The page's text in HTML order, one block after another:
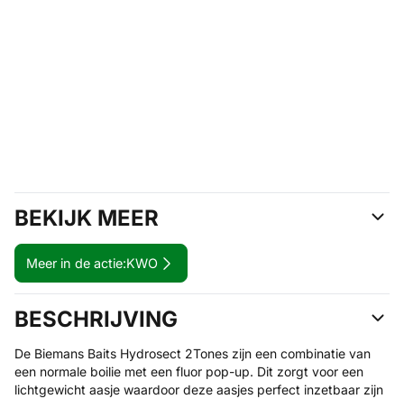
BEKIJK MEER
Meer in de actie:KWO
BESCHRIJVING
De Biemans Baits Hydrosect 2Tones zijn een combinatie van
een normale boilie met een fluor pop-up. Dit zorgt voor een
lichtgewicht aasje waardoor deze aasjes perfect inzetbaar zijn